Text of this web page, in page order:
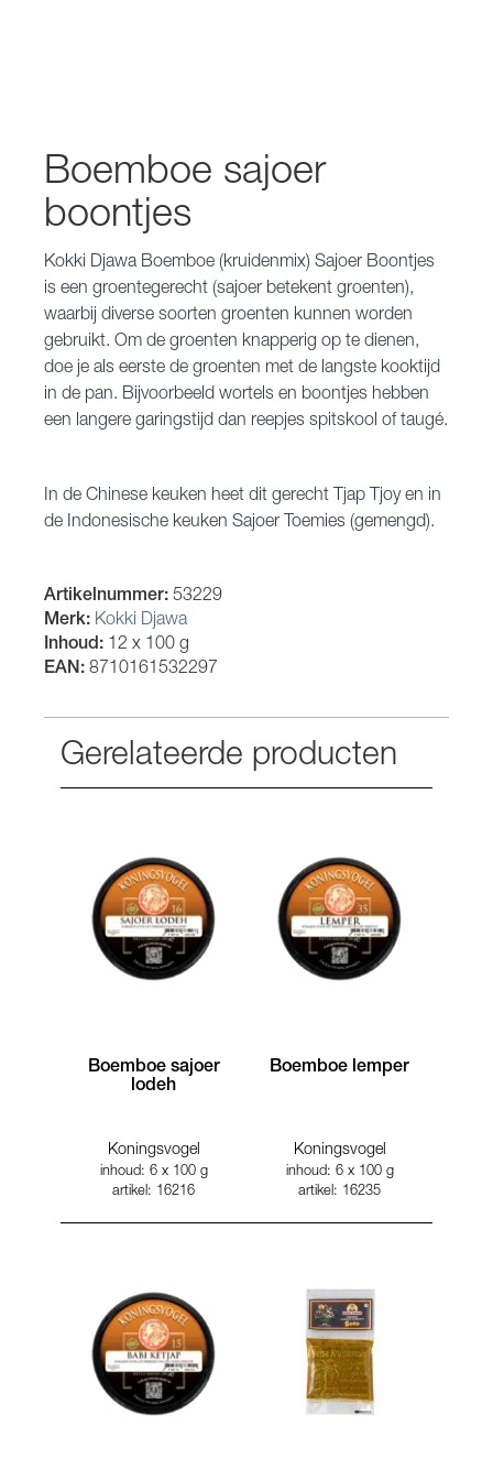
Boemboe sajoer
boontjes
Kokki Djawa Boemboe (kruidenmix) Sajoer Boontjes
is een groentegerecht (sajoer betekent groenten),
waarbij diverse soorten groenten kunnen worden
gebruikt. Om de groenten knapperig op te dienen,
doe je als eerste de groenten met de langste kooktijd
in de pan. Bijvoorbeeld wortels en boontjes hebben
een langere garingstijd dan reepjes spitskool of taugé.
In de Chinese keuken heet dit gerecht Tjap Tjoy en in
de Indonesische keuken Sajoer Toemies (gemengd).
Artikelnummer: 53229
Merk: Kokki Djawa
Inhoud: 12 x 100 g
EAN: 8710161532297
Gerelateerde producten
Boemboe sajoer
lodeh
Koningsvogel
inhoud: 6 x 100 g
artikel: 16216
Boemboe lemper
Koningsvogel
inhoud: 6 x 100 g
artikel: 16235